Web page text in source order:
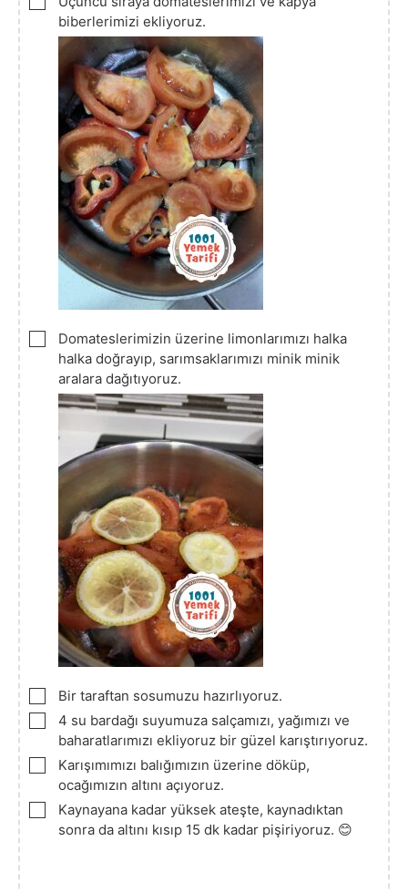
biberlerimizi ekliyoruz.
▢
Domateslerimizin üzerine limonlarımızı halka
halka doğrayıp, sarımsaklarımızı minik minik
aralara dağıtıyoruz.
▢
Bir taraftan sosumuzu hazırlıyoruz.
▢
4 su bardağı suyumuza salçamızı, yağımızı ve
baharatlarımızı ekliyoruz bir güzel karıştırıyoruz.
▢
Karışımımızı balığımızın üzerine döküp,
ocağımızın altını açıyoruz.
▢
Kaynayana kadar yüksek ateşte, kaynadıktan
sonra da altını kısıp 15 dk kadar pişiriyoruz. 😊